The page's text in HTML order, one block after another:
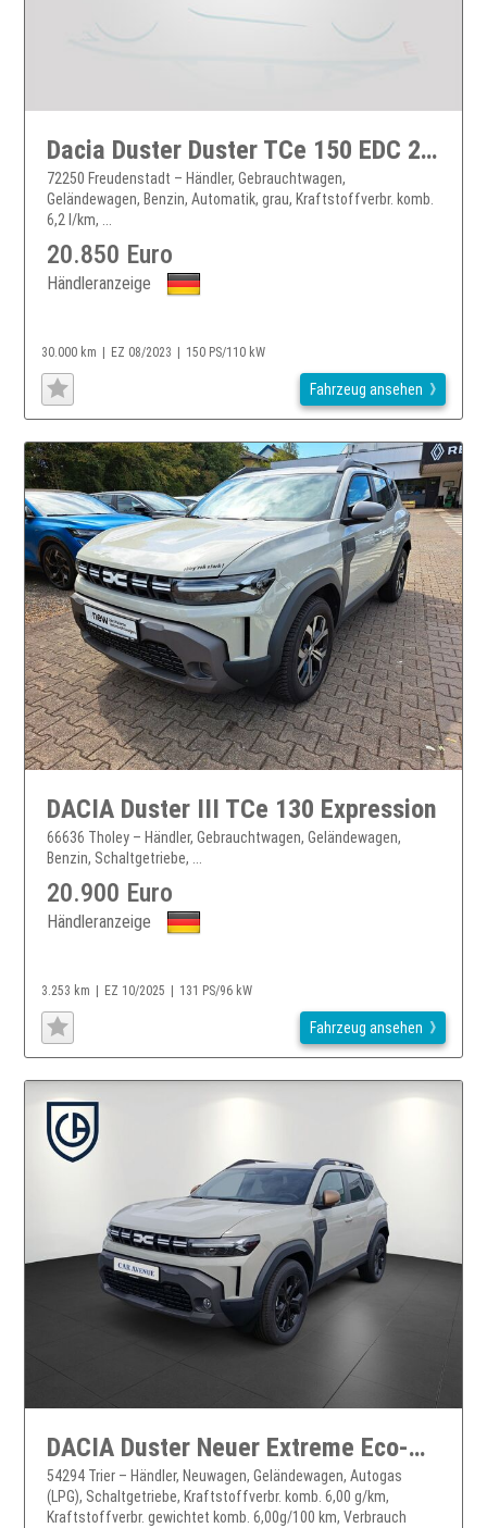
Dacia Duster Duster TCe 150 EDC 2WD Journey / 360° Rückfahrkamera, Anh-Kuppl.
72250 Freudenstadt – Händler, Gebrauchtwagen,
Geländewagen, Benzin, Automatik, grau, Kraftstoffverbr. komb.
6,2 l/km, ...
20.850 Euro
Händleranzeige
30.000 km EZ 08/2023 150 PS/110 kW
Fahrzeug ansehen
DACIA Duster III TCe 130 Expression
66636 Tholey – Händler, Gebrauchtwagen, Geländewagen,
Benzin, Schaltgetriebe, ...
20.900 Euro
Händleranzeige
3.253 km EZ 10/2025 131 PS/96 kW
Fahrzeug ansehen
DACIA Duster Neuer Extreme Eco-G 120
54294 Trier – Händler, Neuwagen, Geländewagen, Autogas
(LPG), Schaltgetriebe, Kraftstoffverbr. komb. 6,00 g/km,
Kraftstoffverbr. gewichtet komb. 6,00g/100 km, Verbrauch